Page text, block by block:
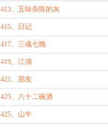
413、五味杂陈的灰
415、日记
417、三魂七魄
419、江湖
421、朋友
423、八十二碗酒
425、山牛